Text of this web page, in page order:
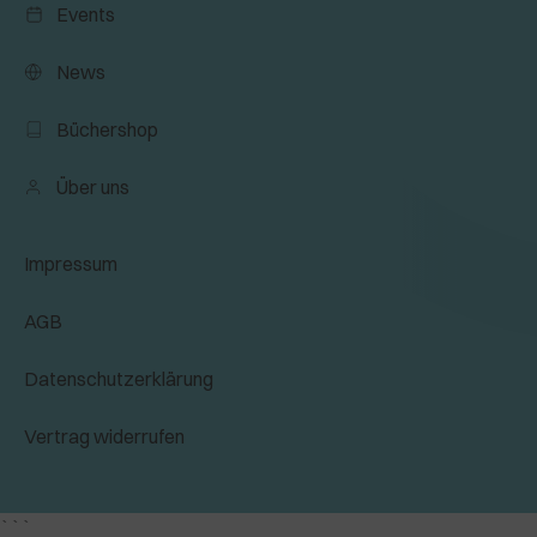
Events
News
Büchershop
Über uns
Impressum
AGB
Datenschutzerklärung
Vertrag widerrufen
```